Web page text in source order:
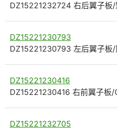
DZ15221232724 右后翼子板/
DZ15221230793
DZ15221230793 左后翼子板
DZ15221230416
DZ15221230416 右前翼子板
DZ15221232705